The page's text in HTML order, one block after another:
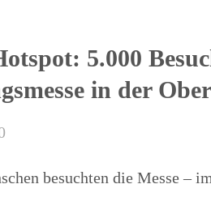
5.000
in der
besuchten die Messe –